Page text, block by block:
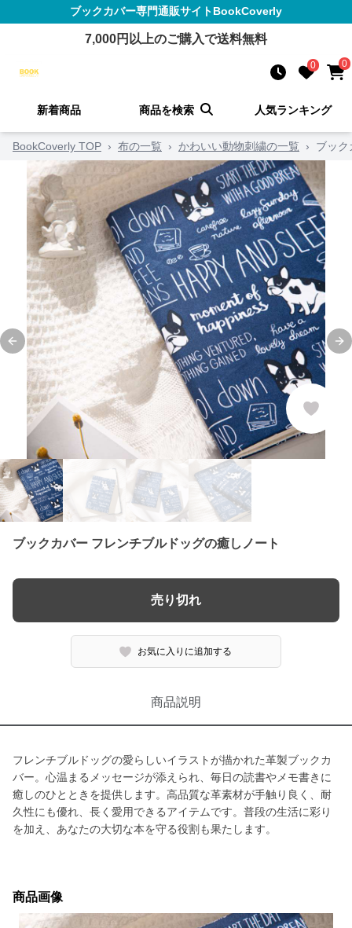
ブックカバー専門通販サイトBookCoverly
7,000円以上のご購入で送料無料
0 0
新着商品 商品を検索 人気ランキング
BookCoverly TOP › 布の一覧 › かわいい動物刺繍の一覧 › ブッ
Previous slide
ブックカバー フレンチブルドッグの癒しノート
売り切れ
お気に入りに追加する
商品説明
フレンチブルドッグの愛らしいイラストが描かれた革製ブックカ
バー。心温まるメッセージが添えられ、毎日の読書やメモ書きに
癒しのひとときを提供します。高品質な革素材が手触り良く、耐
久性にも優れ、長く愛用できるアイテムです。普段の生活に彩り
を加え、あなたの大切な本を守る役割も果たします。
商品画像